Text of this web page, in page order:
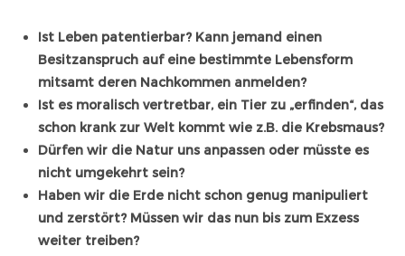
Ist Leben patentierbar? Kann jemand einen
Besitzanspruch auf eine bestimmte Lebensform
mitsamt deren Nachkommen anmelden?
Ist es moralisch vertretbar, ein Tier zu „erfinden“, das
schon krank zur Welt kommt wie z.B. die Krebsmaus?
Dürfen wir die Natur uns anpassen oder müsste es
nicht umgekehrt sein?
Haben wir die Erde nicht schon genug manipuliert
und zerstört? Müssen wir das nun bis zum Exzess
weiter treiben?